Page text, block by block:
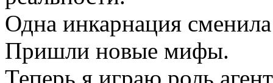
Одна инкарнация
Пришли новые мифы.
Теперь я играю роль